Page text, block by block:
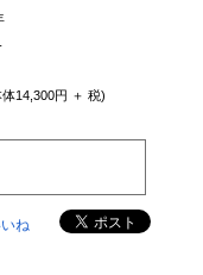
14,300円 ＋ 税)
ね